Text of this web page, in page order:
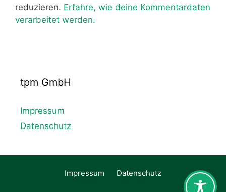
reduzieren. Erfahre, wie deine Kommentardaten
verarbeitet werden.
tpm GmbH
Impressum
Datenschutz
Impressum Datenschutz